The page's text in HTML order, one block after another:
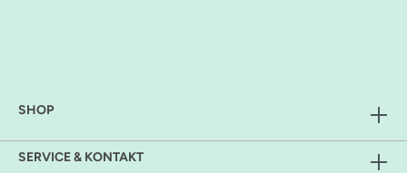
SHOP
SERVICE & KONTAKT